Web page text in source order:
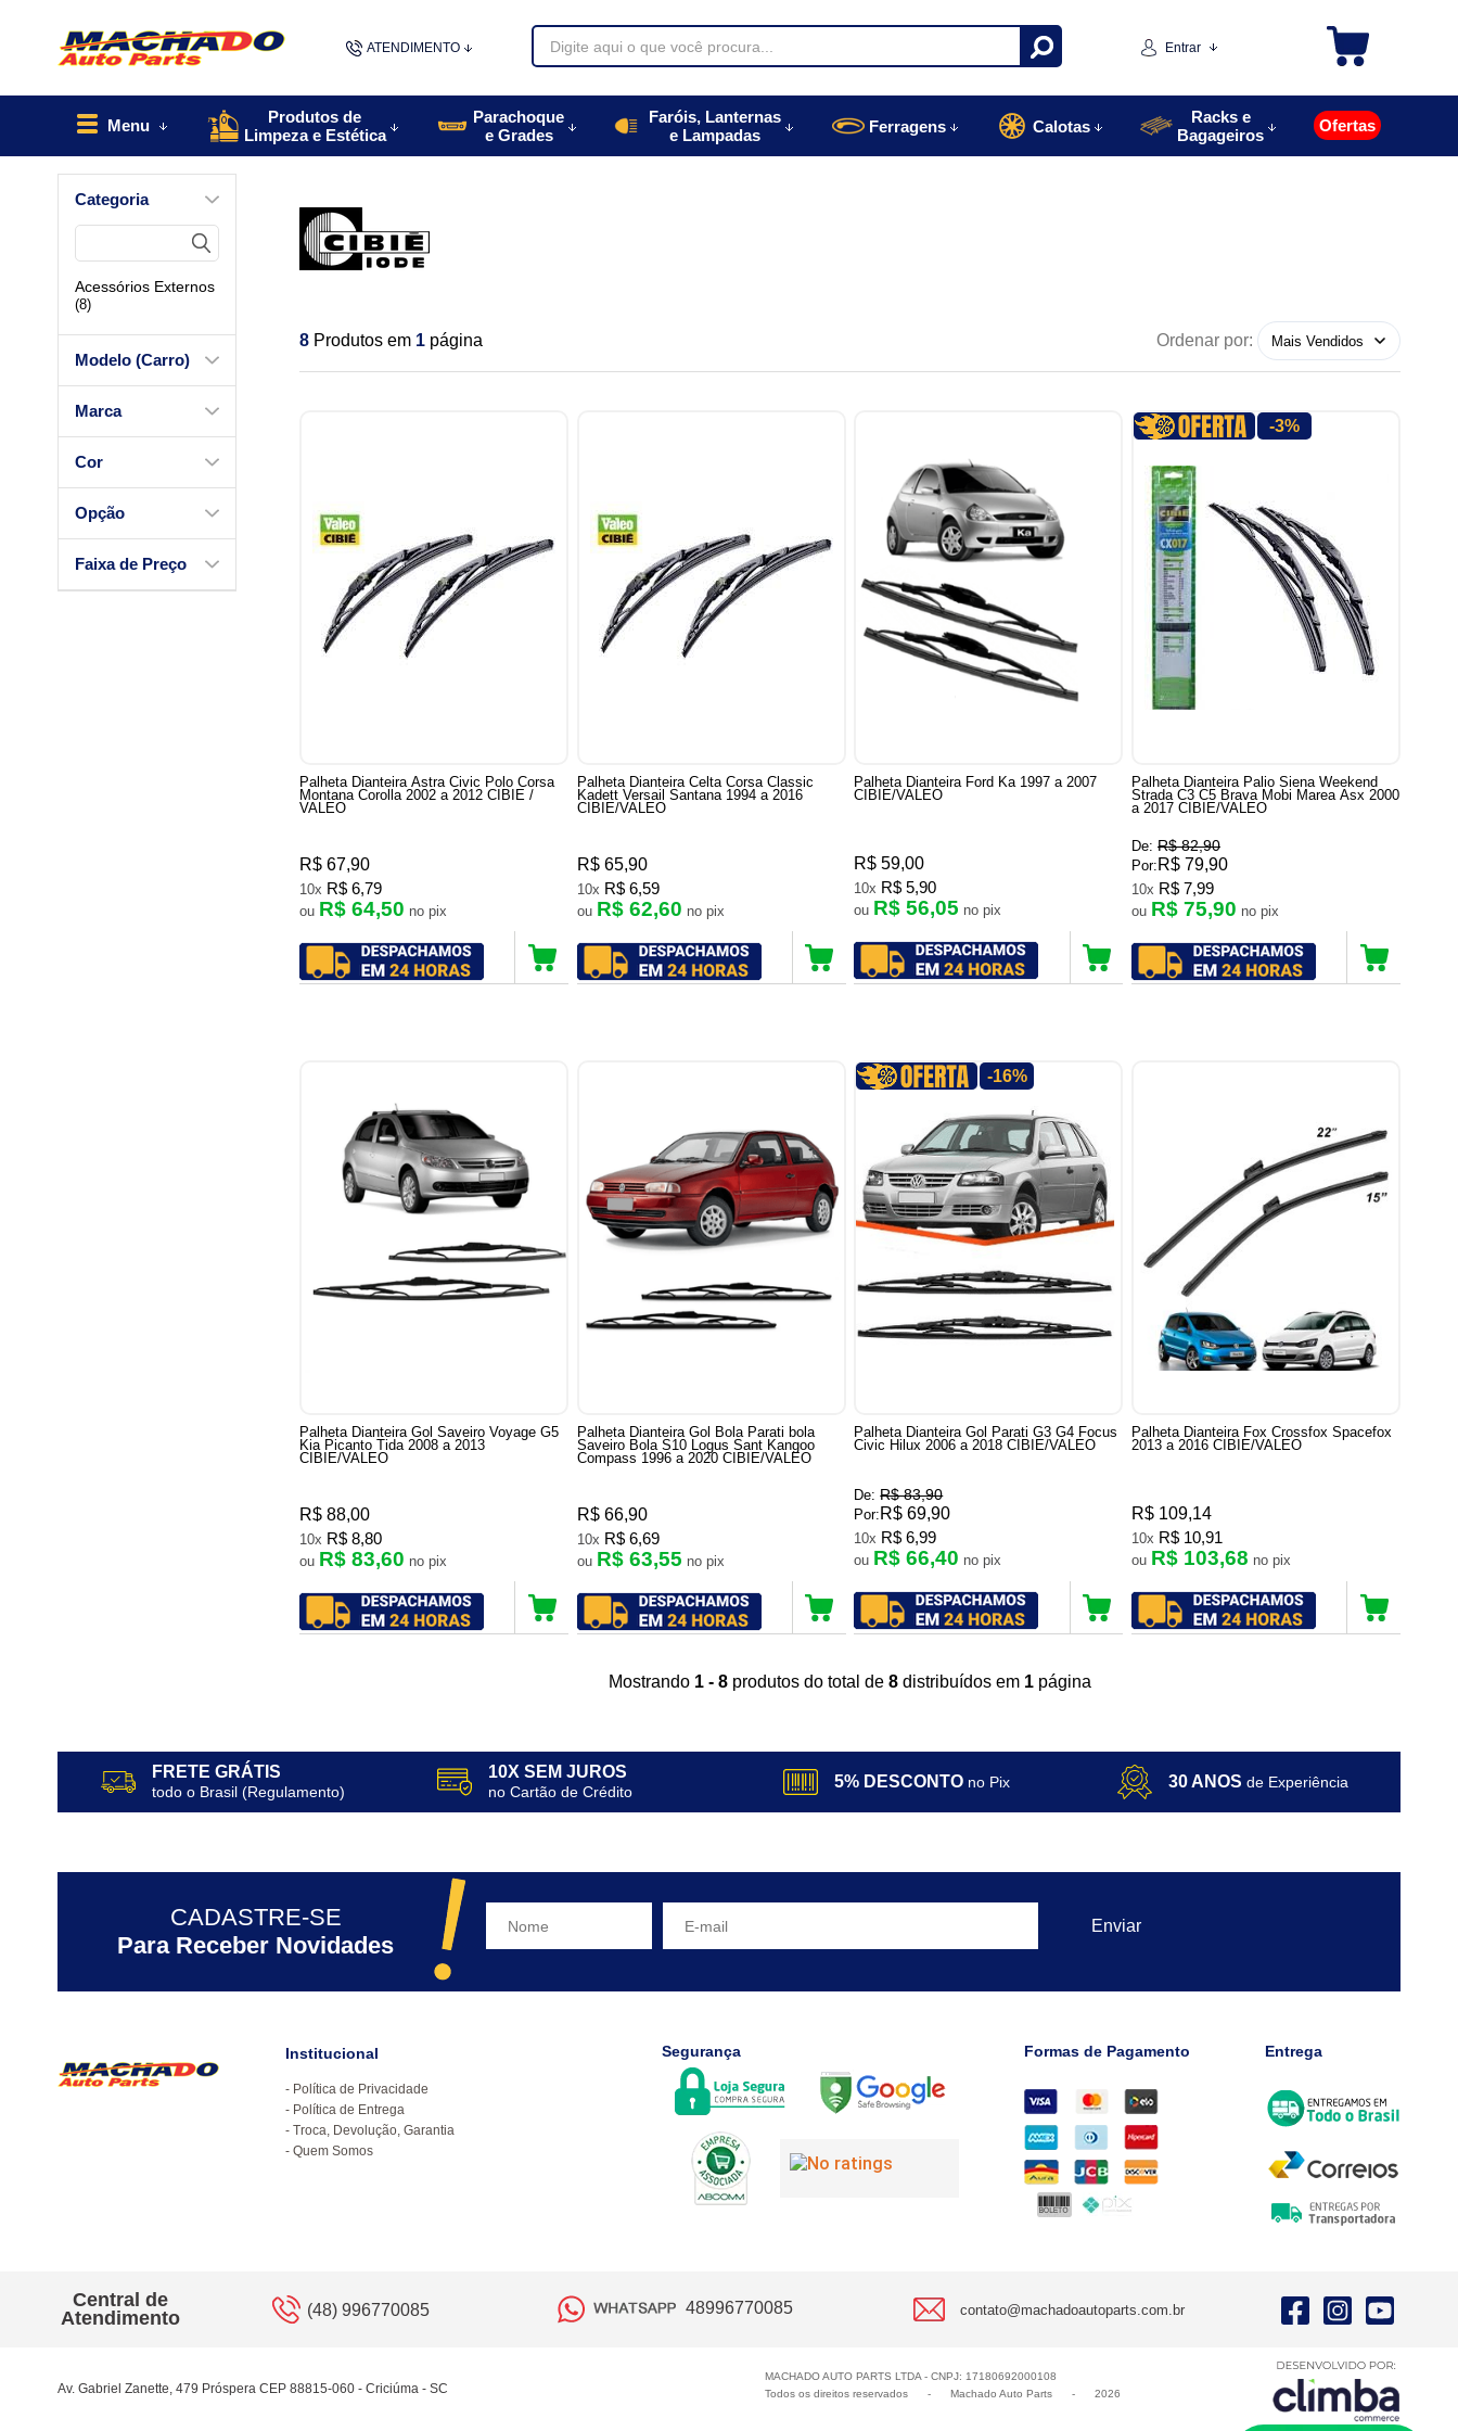
ATENDIMENTO
48996770085
Entrar
Menu
Produtos de
Limpeza e Estética
Parachoque
e Grades
Faróis, Lanternas
e Lampadas
Ferragens Calotas
Racks e
Bagageiros
Ofertas
Categoria
Acessórios Externos
(8)
Modelo (Carro)
Marca
Cor
Opção
Faixa de Preço
8 Produtos em 1 página Ordenar por:
Palheta Dianteira Astra Civic Polo Corsa
Montana Corolla 2002 a 2012 CIBIE /
VALEO
R$ 67,90
10x R$ 6,79
ou R$ 64,50 no pix
Palheta Dianteira Celta Corsa Classic
Kadett Versail Santana 1994 a 2016
CIBIE/VALEO
R$ 65,90
10x R$ 6,59
ou R$ 62,60 no pix
Palheta Dianteira Ford Ka 1997 a 2007
CIBIE/VALEO
R$ 59,00
10x R$ 5,90
ou R$ 56,05 no pix
-3%
Palheta Dianteira Palio Siena Weekend
Strada C3 C5 Brava Mobi Marea Asx 2000
a 2017 CIBIE/VALEO
De: R$ 82,90
Por: R$ 79,90
10x R$ 7,99
ou R$ 75,90 no pix
Palheta Dianteira Gol Saveiro Voyage G5
Kia Picanto Tida 2008 a 2013
CIBIE/VALEO
R$ 88,00
10x R$ 8,80
ou R$ 83,60 no pix
Palheta Dianteira Gol Bola Parati bola
Saveiro Bola S10 Logus Sant Kangoo
Compass 1996 a 2020 CIBIE/VALEO
R$ 66,90
10x R$ 6,69
ou R$ 63,55 no pix
-16%
Palheta Dianteira Gol Parati G3 G4 Focus
Civic Hilux 2006 a 2018 CIBIE/VALEO
De: R$ 83,90
Por: R$ 69,90
10x R$ 6,99
ou R$ 66,40 no pix
Palheta Dianteira Fox Crossfox Spacefox
2013 a 2016 CIBIE/VALEO
R$ 109,14
10x R$ 10,91
ou R$ 103,68 no pix
Mostrando 1 - 8 produtos do total de 8distribuídos em 1página
FRETE GRÁTIS
todo o Brasil (Regulamento)
10X SEM JUROS
no Cartão de Crédito
5% DESCONTO no Pix 30 ANOS de Experiência
CADASTRE-SE
Para Receber Novidades
Institucional
Política de Privacidade
Política de Entrega
Troca, Devolução, Garantia
Quem Somos
Segurança Formas de Pagamento Entrega
Central de
Atendimento
(48) 996770085 48996770085 contato@machadoautoparts.com.br
Av. Gabriel Zanette, 479 Próspera CEP 88815-060 - Criciúma - SC
MACHADO AUTO PARTS LTDA - CNPJ: 17180692000108
Todos os direitos reservados
- Machado Auto Parts - 2026